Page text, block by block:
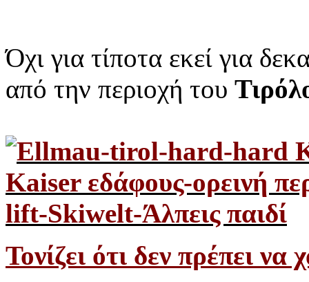
Όχι για τίποτα εκεί για
από την περιοχή του
Τονίζει ότι δεν πρέπει να